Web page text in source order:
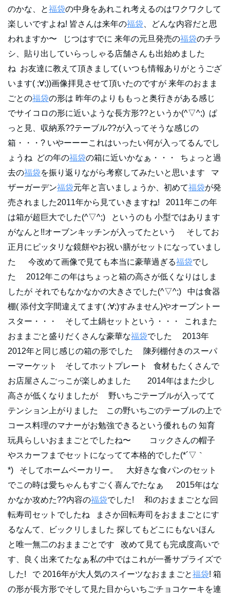
のかな、と福袋の中身をあれこれ考えるのはワクワクして
楽しいですよね! 皆さんは来年の福袋 、どんな内容だと思
われますか〜 じつはすでに 来年の元旦発売の福袋のチラ
シ、貼り出していらっしゃる店舗さんも出始めました
ね お友達に教えて頂きまして( いつも情報ありがとうござ
います( ;∀;))画像拝見させて頂いたのですが 来年のおまま
ごとの福袋の形は 昨年のよりももっと奥行きがある感じ
でサイコロの形に近いような長方形??というか(^▽^;) ぱ
っと見、収納系??テーブル??が入ってそうな感じの
箱・・・? いやーーーこれはいったい何が入ってるんでし
ょうね どの年の福袋の箱に近いかなぁ・・・ ちょっと過
去の福袋を振り返りながら考察してみたいと思います マ
ザーガーデン福袋元年と言いましょうか、初めて福袋が発
売されました2011年から見ていきますね! 2011年この年
は箱が超巨大でした(^▽^;) というのも 小型ではあります
がなんと!!オーブンキッチンが入ってたという そしてお
正月にピッタリな鏡餅やお祝い膳がセットになっていまし
た 今改めて画像で見ても本当に豪華過ぎる福袋でし
た 2012年この年はちょっと箱の高さが低くなりはしま
したが それでもなかなかの大きさでした(^▽^;) 中は食器
棚( 添付文字間違えてます( ;∀;)すみません)やオーブントー
スター・・・ そして土鍋セットという・・・ これまた
おままごと盛りだくさんな豪華な福袋でした 2013年
2012年と同じ感じの箱の形でした 陳列棚付きのスーパ
ーマーケット そしてホットプレート 食材もたくさんで
お店屋さんごっこが楽しめました 2014年はまた少し
高さが低くなりましたが 野いちごテーブルが入ってて
テンション上がりました この野いちごのテーブルの上で
コース料理のマナーがお勉強できるという優れもの 知育
玩具らしいおままごとでしたね〜 コックさんの帽子
やスカーフまでセットになってて本格的でした(*´▽｀
*) そしてホームベーカリー。 大好きな食パンのセット
でこの時は愛ちゃんもすごく喜んでたなぁ 2015年はな
かなか攻めた??内容の福袋でした! 和のおままごとな回
転寿司セットでしたね まさか回転寿司をおままごとにす
るなんて、ビックリしました 探してもどこにもないほん
と唯一無二のおままごとです 改めて見ても完成度高いで
す、良く出来てたなぁ私の中ではこれが一番サプライズで
した! で 2016年が大人気のスイーツなおままごと福袋! 箱
の形が長方形でそして見た目からいちごチョコケーキを連